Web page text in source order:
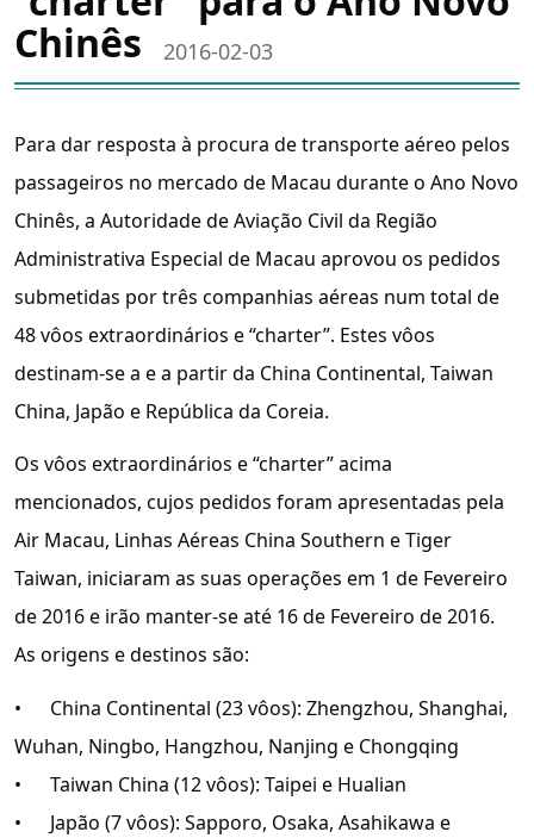
Chinês
2016-02-03
Para dar resposta à procura de transporte aéreo pelos
passageiros no mercado de Macau durante o Ano Novo
Chinês, a Autoridade de Aviação Civil da Região
Administrativa Especial de Macau aprovou os pedidos
submetidas por três companhias aéreas num total de
48 vôos extraordinários e “charter”. Estes vôos
destinam-se a e a partir da China Continental, Taiwan
China, Japão e República da Coreia.
Os vôos extraordinários e “charter” acima
mencionados, cujos pedidos foram apresentadas pela
Air Macau, Linhas Aéreas China Southern e Tiger
Taiwan, iniciaram as suas operações em 1 de Fevereiro
de 2016 e irão manter-se até 16 de Fevereiro de 2016.
As origens e destinos são:
• China Continental (23 vôos): Zhengzhou, Shanghai,
Wuhan, Ningbo, Hangzhou, Nanjing e Chongqing
• Taiwan China (12 vôos): Taipei e Hualian
• Japão (7 vôos): Sapporo, Osaka, Asahikawa e